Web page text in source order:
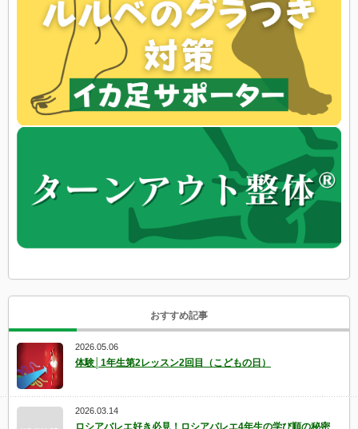
おすすめ記事
2026.05.06
体験│1年生第2レッスン2回目（こどもの日）
2026.03.14